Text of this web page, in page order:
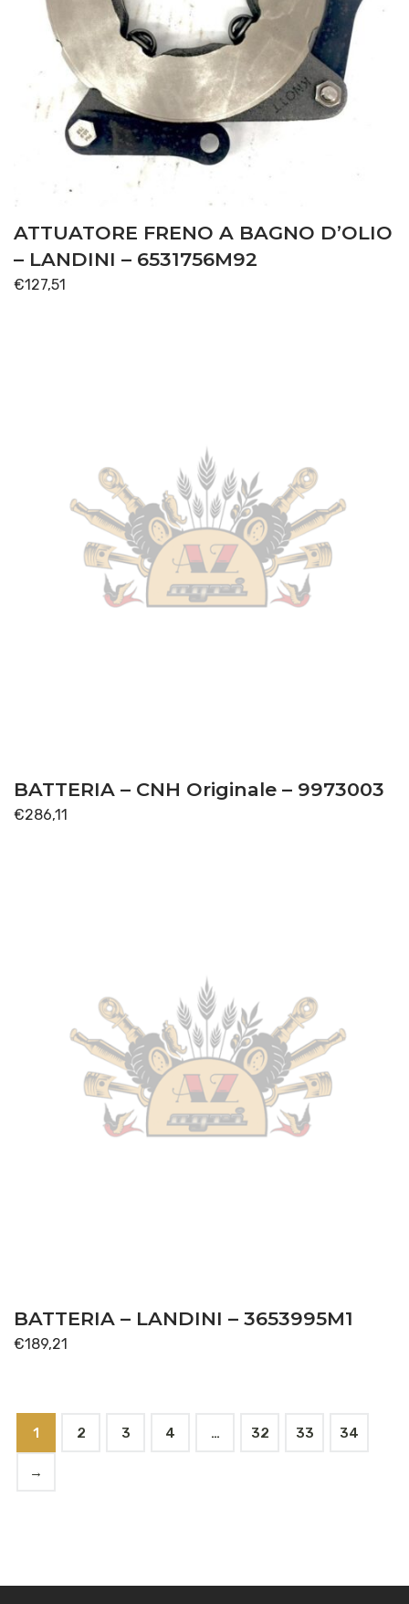
ATTUATORE FRENO A BAGNO D’OLIO
– LANDINI – 6531756M92
€127,51
BATTERIA – CNH Originale – 9973003
€286,11
BATTERIA – LANDINI – 3653995M1
€189,21
1 2 3 4 … 32 33 34
→